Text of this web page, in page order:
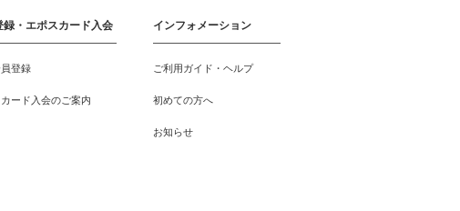
録・エポスカード入会
登録
ード入会のご案内
インフォメーション
ご利用ガイド・ヘルプ
初めての方へ
お知らせ